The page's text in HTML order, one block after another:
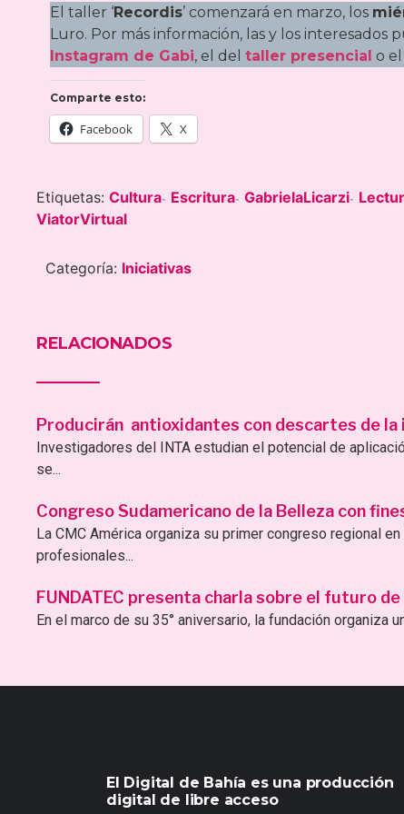
El taller ‘Recordis’ comenzará en marzo, los
Luro. Por más información, las y los interesados
Instagram de Gabi, el del taller presencial o el
Comparte esto:
Facebook X
Etiquetas: Cultura- Escritura- GabrielaLicarzi-
ViatorVirtual
Categoría: Iniciativas
RELACIONADOS
Producirán antioxidantes con descartes de
Investigadores del INTA estudian el potencial de
se...
Congreso Sudamericano de la Belleza con
La CMC América organiza su primer congreso regional
profesionales...
FUNDATEC presenta charla sobre el futuro
En el marco de su 35° aniversario, la fundación organiza
El Digital de Bahía es una producción
digital de libre acceso